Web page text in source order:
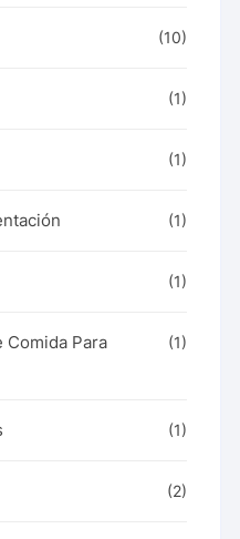
(10)
(1)
(1)
(1)
(1)
Comida Para
(1)
(1)
(2)